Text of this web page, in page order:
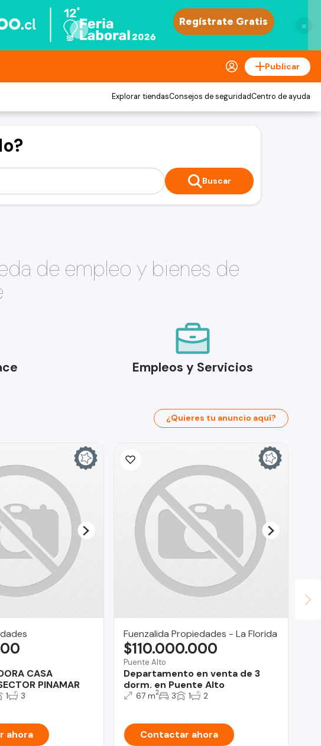
×
Publicar
Explorar tiendasConsejos de seguridadCentro de ayuda
Buscar
de empleo y bienes de
Empleos y Servicios
¿Quieres tu anuncio aquí?
CASA
PINAMAR
1 3
ahora
Fuenzalida Propiedades - La Florida
Puente Alto
Departamento en venta de 3
dorm. en Puente Alto
$110.000.000
67 m2 3 1 2
Contactar ahora